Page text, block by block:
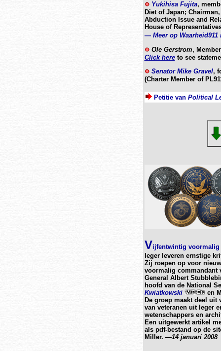
Yukihisa Fujita,
Diet of Japan;
Abduction Issue and
House of
— Meer op
Ole Gerstrom,
Click hereto see
Senator Mike Gravel,
(Charter Member of
Petitie van Political
Vijfentwintig voormalig
leger leveren ernstige
Zij roepen op voor
voormalig commandant
General Albert
hoofd van de National
Kwiatkowski
en
De groep maakt deel uit
van veteranen uit leger
wetenschappers en
Een uitgewerkt artikel
als pdf-bestand op de
Miller. —14 januari 2008